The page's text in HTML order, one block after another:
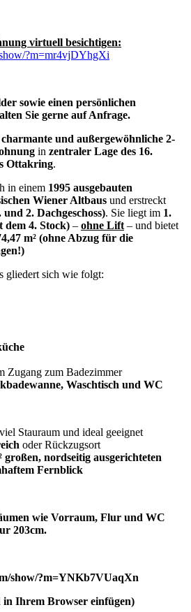
virtuell besichtigen:
?m=mr4vjDYhgXi
sowie einen persönlichen
Sie gerne auf Anfrage.
charmante und außergewöhnliche 2-
in zentraler Lage des 16.
Ottakring.
in einem 1995 ausgebauten
Wiener Altbaus und erstreckt
2. Dachgeschoss). Sie liegt im 1.
dem 4. Stock) – ohne Lift – und bietet
m² (ohne Abzug für die
gliedert sich wie folgt:
Zugang zum Badezimmer
Waschtisch und WC
Stauraum und ideal geeignet
oder Rückzugsort
großen, nordseitig ausgerichteten
Fernblick
wie Vorraum, Flur und WC
203cm.
show/?m=YNKb7VUaqXn
Ihrem Browser einfügen)